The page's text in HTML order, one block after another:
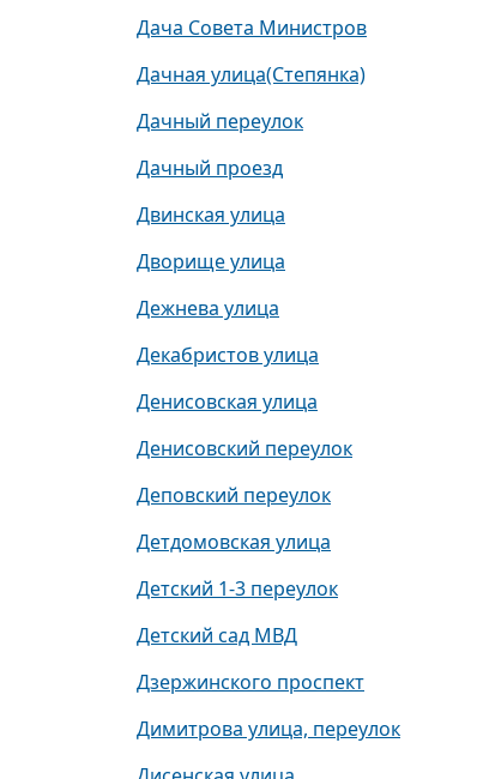
Дача Совета Министров
Дачная улица(Степянка)
Дачный переулок
Дачный проезд
Двинская улица
Дворище улица
Дежнева улица
Декабристов улица
Денисовская улица
Денисовский переулок
Деповский переулок
Детдомовская улица
Детский 1-3 переулок
Детский сад МВД
Дзержинского проспект
Димитрова улица, переулок